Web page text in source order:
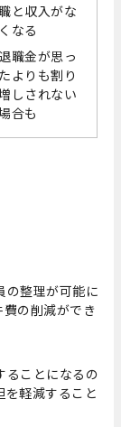
と収入がな
くなる
退職金が思っ
たよりも割り
しされない
合も
の整理が可能に
の削減ができ
ることになるの
を軽減すること